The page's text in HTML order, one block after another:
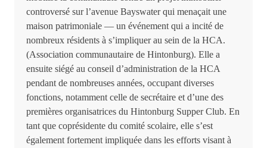
controversé sur l’avenue Bayswater qui menaçait une
maison patrimoniale — un événement qui a incité de
nombreux résidents à s’impliquer au sein de la HCA.
(Association communautaire de Hintonburg). Elle a
ensuite siégé au conseil d’administration de la HCA
pendant de nombreuses années, occupant diverses
fonctions, notamment celle de secrétaire et d’une des
premières organisatrices du Hintonburg Supper Club. En
tant que coprésidente du comité scolaire, elle s’est
également fortement impliquée dans les efforts visant à